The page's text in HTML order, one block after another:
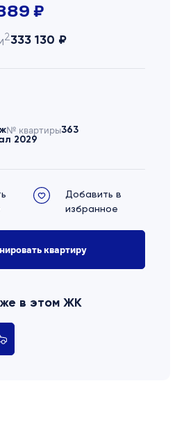
₽
2333 130 ₽
№ квартиры363
2029
Добавить в
избранное
квартиру
в этом ЖК